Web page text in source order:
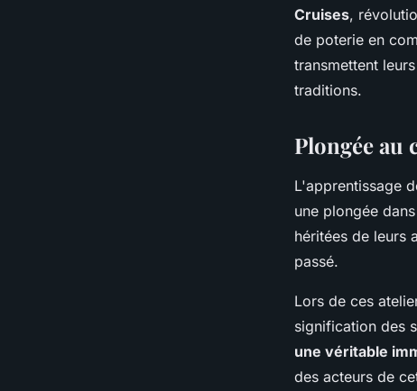
Cruises,
de poterie en
transmettent
traditions.
Plongée
L'apprentissage
une plongée
héritées de leurs
passé.
Lors de ces
signification des
une véritable
des acteurs de